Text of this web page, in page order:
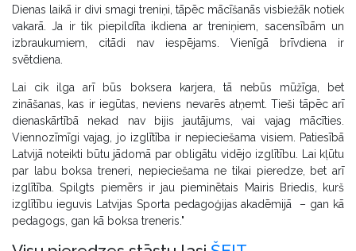
Dienas laikā ir divi smagi treniņi, tāpēc mācīšanās visbiežāk notiek
vakarā. Ja ir tik piepildīta ikdiena ar treniņiem, sacensībām un
izbraukumiem, citādi nav iespējams. Vienīgā brīvdiena ir
svētdiena.
Lai cik ilga arī būs boksera karjera, tā nebūs mūžīga, bet
zināšanas, kas ir iegūtas, neviens nevarēs atņemt. Tieši tāpēc arī
dienaskārtībā nekad nav bijis jautājums, vai vajag mācīties.
Viennozīmīgi vajag, jo izglītība ir nepieciešama visiem. Patiesībā
Latvijā noteikti būtu jādomā par obligātu vidējo izglītību. Lai kļūtu
par labu boksa treneri, nepieciešama ne tikai pieredze, bet arī
izglītība. Spilgts piemērs ir jau pieminētais Mairis Briedis, kurš
izglītību ieguvis Latvijas Sporta pedagoģijas akadēmijā – gan kā
pedagogs, gan kā boksa treneris."